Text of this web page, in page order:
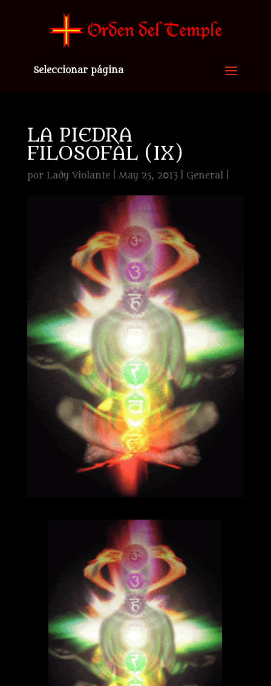
Seleccionar página
LA PIEDRA
FILOSOFAL (IX)
por Lady Violante| May 25, 2013| General|